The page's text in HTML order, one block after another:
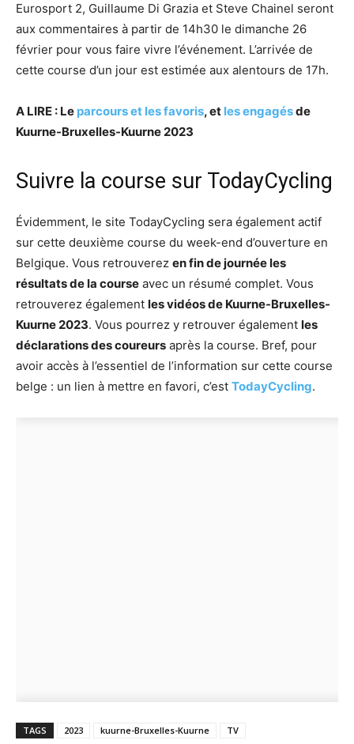
Eurosport 2, Guillaume Di Grazia et Steve Chainel seront
aux commentaires à partir de 14h30 le dimanche 26
février pour vous faire vivre l’événement. L’arrivée de
cette course d’un jour est estimée aux alentours de 17h.
A LIRE : Le parcours et les favoris, et les engagésde
Kuurne-Bruxelles-Kuurne 2023
Suivre la course sur TodayCycling
Évidemment, le site TodayCycling sera également actif
sur cette deuxième course du week-end d’ouverture en
Belgique. Vous retrouverez en fin de journée les
résultats de la course avec un résumé complet. Vous
retrouverez également les vidéos de Kuurne-Bruxelles-
Kuurne 2023. Vous pourrez y retrouver également les
déclarations des coureurs après la course. Bref, pour
avoir accès à l’essentiel de l’information sur cette course
belge : un lien à mettre en favori, c’est TodayCycling.
TAGS 2023 kuurne-Bruxelles-Kuurne TV